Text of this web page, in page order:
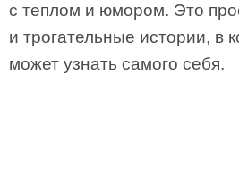
с теплом и юмором. Это
и трогательные истории, в
может узнать самого себя.